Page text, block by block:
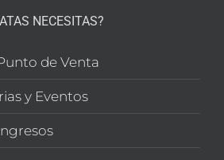
NECESITAS?
de Venta
y Eventos